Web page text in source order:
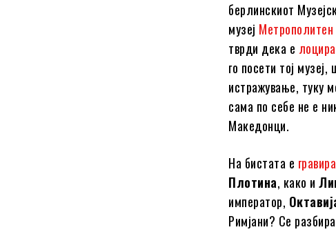
берлинскиот
музеј Метрополитен
тврди дека е
го посети тој
истражување, туку
сама по себе не е
Македонци.
На бистата е
Плотина, како и
император,
Римјани? Се